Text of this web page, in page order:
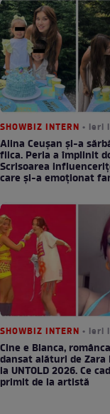
SHOWBIZ INTERN • ieri
Alina Ceușan și-a
fiica. Perla a împlinit
Scrisoarea
care și-a emoționat
SHOWBIZ INTERN • ieri
Cine e Bianca,
dansat alături de Zara
la UNTOLD 2026. Ce
primit de la artistă